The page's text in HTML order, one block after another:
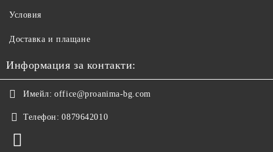
Условия
Доставка и плащане
Информация за контакти:
Имейл: office@proanima-bg.com
Телефон: 0879642010